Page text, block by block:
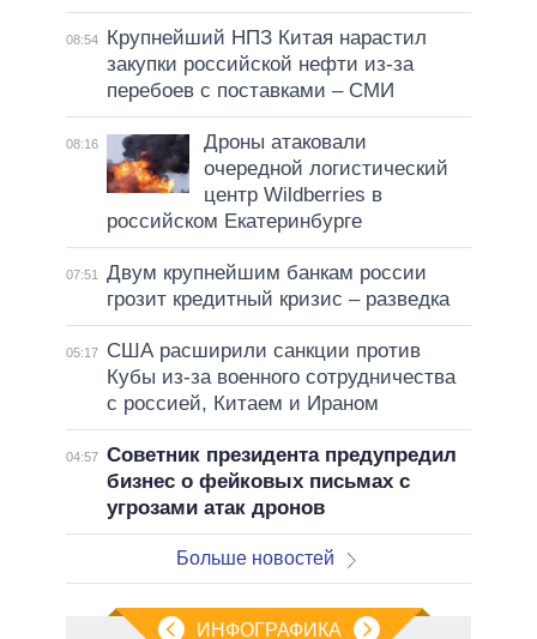
08:54
Крупнейший НПЗ Китая нарастил
закупки российской нефти из-за
перебоев с поставками – СМИ
08:16
Дроны атаковали
очередной логистический
центр Wildberries в
российском Екатеринбурге
07:51
Двум крупнейшим банкам россии
грозит кредитный кризис – разведка
05:17
США расширили санкции против
Кубы из-за военного сотрудничества
с россией, Китаем и Ираном
04:57 Советник президента предупредил
бизнес о фейковых письмах с
угрозами атак дронов
Больше новостей
ИНФОГРАФИКА